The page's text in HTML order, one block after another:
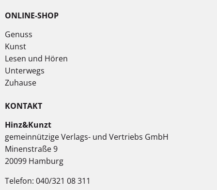
ONLINE-SHOP
Genuss
Kunst
Lesen und Hören
Unterwegs
Zuhause
KONTAKT
Hinz&Kunzt
gemeinnützige Verlags- und Vertriebs GmbH
Minenstraße 9
20099 Hamburg
Telefon: 040/321 08 311